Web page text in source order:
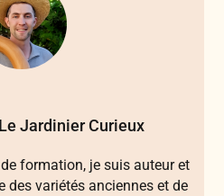
Jardinier Curieux
formation, je suis auteur et
des variétés anciennes et de